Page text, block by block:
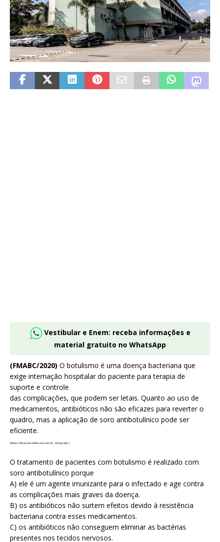
Vestibular e Enem: receba informações e
material gratuito no WhatsApp
(FMABC/2020) O botulismo é uma doença bacteriana que
exige internação hospitalar do paciente para terapia de
suporte e controle
das complicações, que podem ser letais. Quanto ao uso de
medicamentos, antibióticos não são eficazes para reverter o
quadro, mas a aplicação de soro antibotulínico pode ser
eficiente.
(https://drauziovarella.uol.com.br. Adaptado.)
O tratamento de pacientes com botulismo é realizado com
soro antibotulínico porque
A) ele é um agente imunizante para o infectado e age contra
as complicações mais graves da doença.
B) os antibióticos não surtem efeitos devido à resistência
bacteriana contra esses medicamentos.
C) os antibióticos não conseguem eliminar as bactérias
presentes nos tecidos nervosos.